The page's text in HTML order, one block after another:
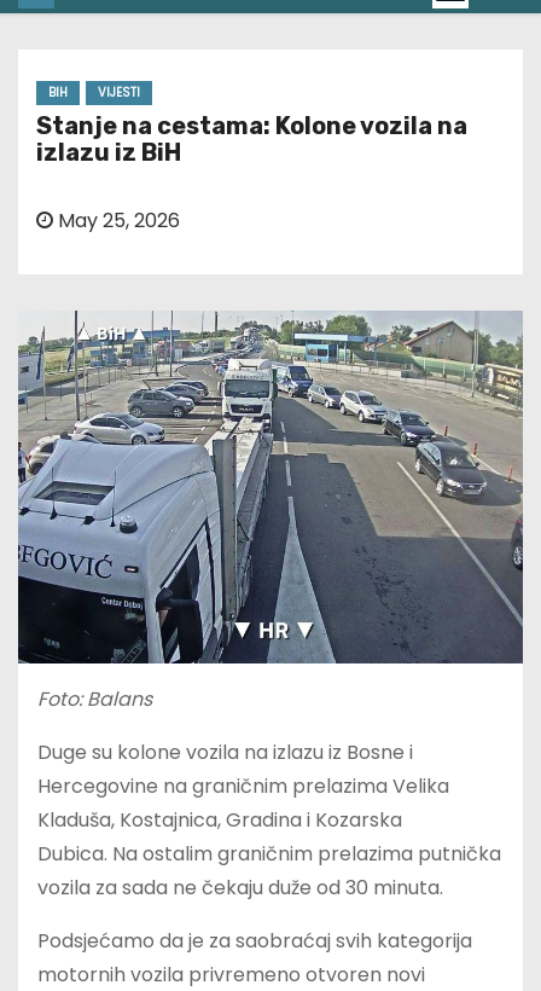
BIH VIJESTI
Stanje na cestama: Kolone vozila na
izlazu iz BiH
May 25, 2026
Foto: Balans
Duge su kolone vozila na izlazu iz Bosne i
Hercegovine na graničnim prelazima Velika
Kladuša, Kostajnica, Gradina i Kozarska
Dubica. Na ostalim graničnim prelazima putnička
vozila za sada ne čekaju duže od 30 minuta.
Podsjećamo da je za saobraćaj svih kategorija
motornih vozila privremeno otvoren novi